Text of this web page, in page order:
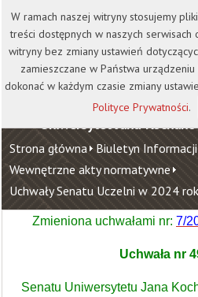
Kontakt Biblioteka
Wirtualna Uczelnia
Uniwersytet Jana
Strona główna Biuletyn
Wewnętrzne akty normatywne
Uchwały Senatu Uczelni w 2024
Zmieniona uchwałami nr: 7/
Uchwała nr
Senatu Uniwersytetu Jana
W ramach naszej witryny stosujemy
treści dostępnych w naszych
witryny bez zmiany ustawień
zamieszczane w Państwa
dokonać w każdym czasie zmiany
Polityce Prywatności.